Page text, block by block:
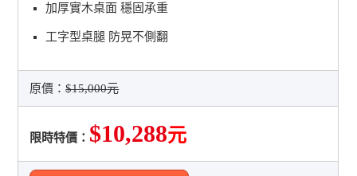
加厚實木桌面 穩固承重
工字型桌腿 防晃不側翻
原價：$15,000元
限時特價： $10,288元